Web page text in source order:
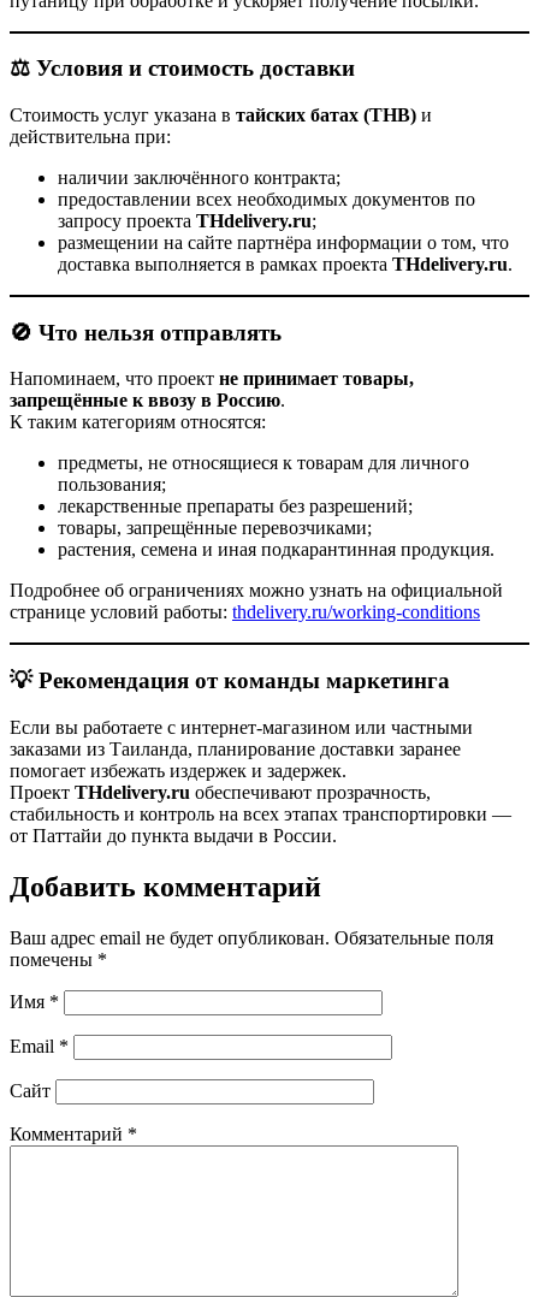
⚖️ Условия и стоимость доставки
Стоимость услуг указана в тайских батах (THB) и
действительна при:
наличии заключённого контракта;
предоставлении всех необходимых документов по
запросу проекта THdelivery.ru;
размещении на сайте партнёра информации о том, что
доставка выполняется в рамках проекта THdelivery.ru.
🚫 Что нельзя отправлять
Напоминаем, что проект не принимает товары,
запрещённые к ввозу в Россию.
К таким категориям относятся:
предметы, не относящиеся к товарам для личного
пользования;
лекарственные препараты без разрешений;
товары, запрещённые перевозчиками;
растения, семена и иная подкарантинная продукция.
Подробнее об ограничениях можно узнать на официальной
странице условий работы: thdelivery.ru/working-conditions
💡Рекомендация от команды маркетинга
Если вы работаете с интернет-магазином или частными
заказами из Таиланда, планирование доставки заранее
помогает избежать издержек и задержек.
Проект THdelivery.ru обеспечивают прозрачность,
стабильность и контроль на всех этапах транспортировки —
от Паттайи до пункта выдачи в России.
Добавить комментарий
Ваш адрес email не будет опубликован. Обязательные поля
помечены *
Имя *
Email *
Сайт
Комментарий *